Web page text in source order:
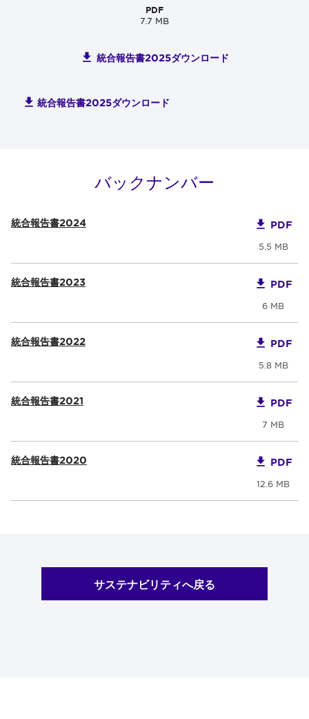
PDF
7.7 MB
統合報告書2025ダウンロード
統合報告書2025ダウンロード
バックナンバー
統合報告書2024 PDF
5.5 MB
統合報告書2023 PDF
6 MB
統合報告書2022 PDF
5.8 MB
統合報告書2021 PDF
7 MB
統合報告書2020 PDF
12.6 MB
サステナビリティへ戻る